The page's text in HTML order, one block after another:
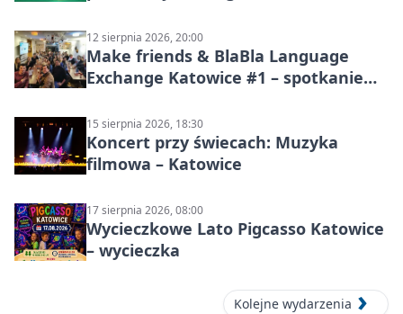
12 sierpnia 2026, 20:00
Make friends & BlaBla Language
Exchange Katowice #1 – spotkanie
15 sierpnia 2026, 18:30
Koncert przy świecach: Muzyka
filmowa – Katowice
17 sierpnia 2026, 08:00
Wycieczkowe Lato Pigcasso Katowice
– wycieczka
Kolejne wydarzenia